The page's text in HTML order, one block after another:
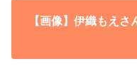
【画像】伊織もえ